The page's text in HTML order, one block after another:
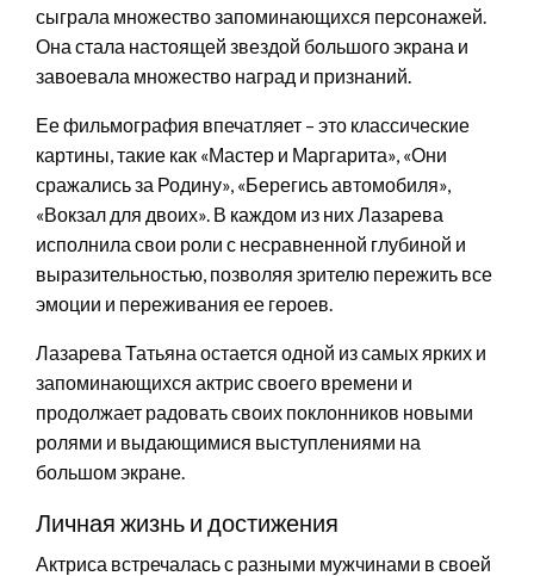
сыграла множество запоминающихся персонажей.
Она стала настоящей звездой большого экрана и
завоевала множество наград и признаний.
Ее фильмография впечатляет – это классические
картины, такие как «Мастер и Маргарита», «Они
сражались за Родину», «Берегись автомобиля»,
«Вокзал для двоих». В каждом из них Лазарева
исполнила свои роли с несравненной глубиной и
выразительностью, позволяя зрителю пережить все
эмоции и переживания ее героев.
Лазарева Татьяна остается одной из самых ярких и
запоминающихся актрис своего времени и
продолжает радовать своих поклонников новыми
ролями и выдающимися выступлениями на
большом экране.
Личная жизнь и достижения
Актриса встречалась с разными мужчинами в своей